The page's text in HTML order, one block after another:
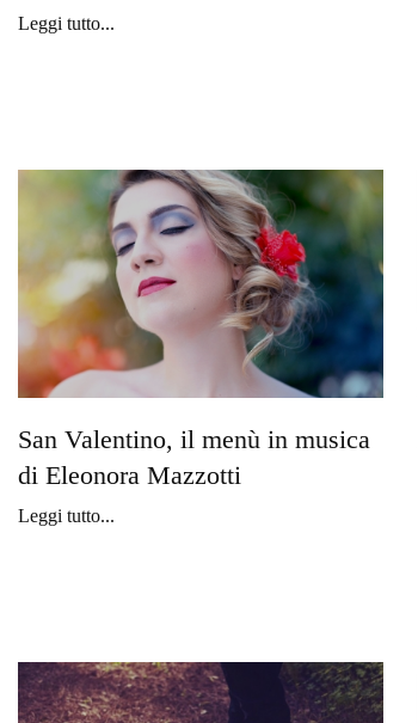
Leggi tutto...
San Valentino, il menù in musica
di Eleonora Mazzotti
Leggi tutto...